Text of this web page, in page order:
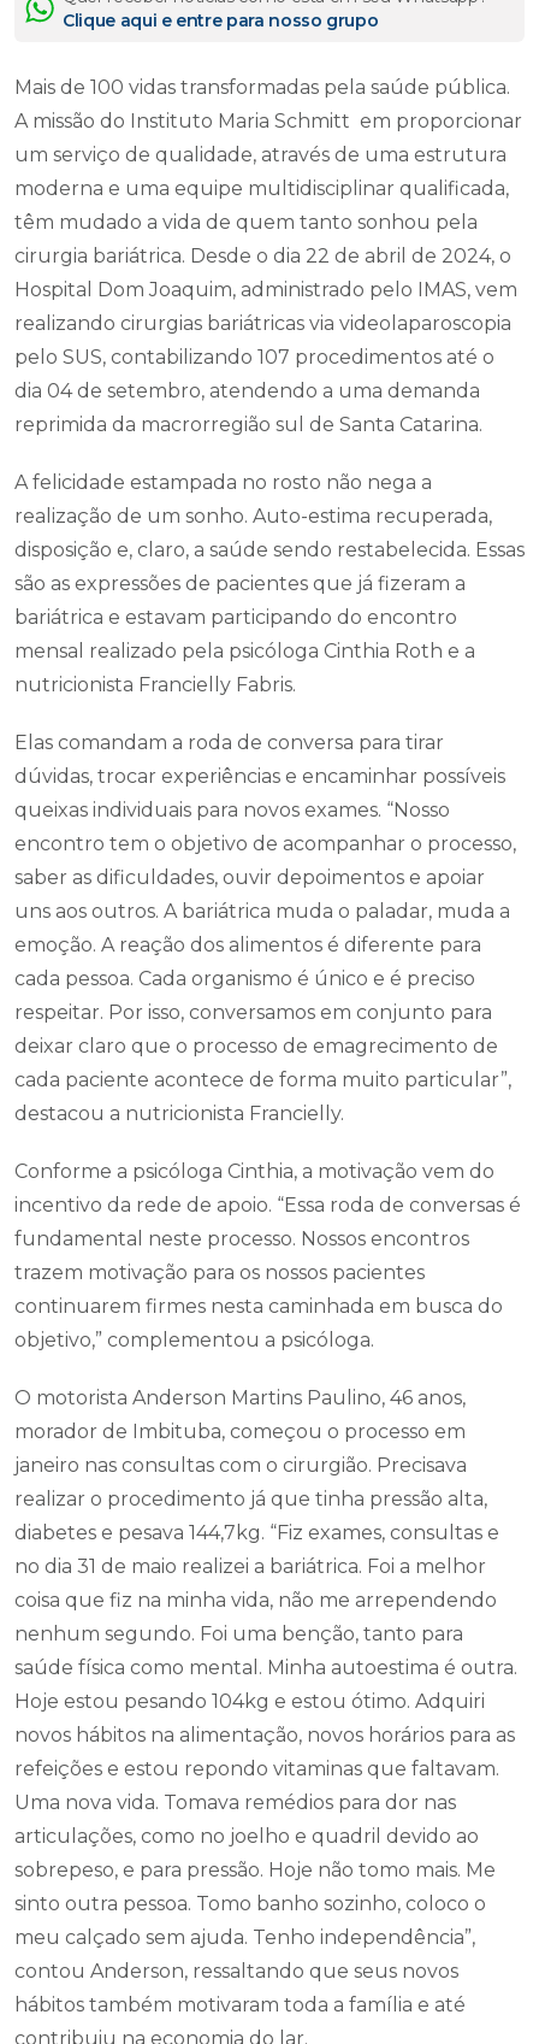
Clique aqui e entre para nosso grupo
Mais de 100 vidas transformadas pela saúde pública.
A missão do Instituto Maria Schmitt em proporcionar
um serviço de qualidade, através de uma estrutura
moderna e uma equipe multidisciplinar qualificada,
têm mudado a vida de quem tanto sonhou pela
cirurgia bariátrica. Desde o dia 22 de abril de 2024, o
Hospital Dom Joaquim, administrado pelo IMAS, vem
realizando cirurgias bariátricas via videolaparoscopia
pelo SUS, contabilizando 107 procedimentos até o
dia 04 de setembro, atendendo a uma demanda
reprimida da macrorregião sul de Santa Catarina.
A felicidade estampada no rosto não nega a
realização de um sonho. Auto-estima recuperada,
disposição e, claro, a saúde sendo restabelecida. Essas
são as expressões de pacientes que já fizeram a
bariátrica e estavam participando do encontro
mensal realizado pela psicóloga Cinthia Roth e a
nutricionista Francielly Fabris.
Elas comandam a roda de conversa para tirar
dúvidas, trocar experiências e encaminhar possíveis
queixas individuais para novos exames. “Nosso
encontro tem o objetivo de acompanhar o processo,
saber as dificuldades, ouvir depoimentos e apoiar
uns aos outros. A bariátrica muda o paladar, muda a
emoção. A reação dos alimentos é diferente para
cada pessoa. Cada organismo é único e é preciso
respeitar. Por isso, conversamos em conjunto para
deixar claro que o processo de emagrecimento de
cada paciente acontece de forma muito particular”,
destacou a nutricionista Francielly.
Conforme a psicóloga Cinthia, a motivação vem do
incentivo da rede de apoio. “Essa roda de conversas é
fundamental neste processo. Nossos encontros
trazem motivação para os nossos pacientes
continuarem firmes nesta caminhada em busca do
objetivo,” complementou a psicóloga.
O motorista Anderson Martins Paulino, 46 anos,
morador de Imbituba, começou o processo em
janeiro nas consultas com o cirurgião. Precisava
realizar o procedimento já que tinha pressão alta,
diabetes e pesava 144,7kg. “Fiz exames, consultas e
no dia 31 de maio realizei a bariátrica. Foi a melhor
coisa que fiz na minha vida, não me arrependendo
nenhum segundo. Foi uma benção, tanto para
saúde física como mental. Minha autoestima é outra.
Hoje estou pesando 104kg e estou ótimo. Adquiri
novos hábitos na alimentação, novos horários para as
refeições e estou repondo vitaminas que faltavam.
Uma nova vida. Tomava remédios para dor nas
articulações, como no joelho e quadril devido ao
sobrepeso, e para pressão. Hoje não tomo mais. Me
sinto outra pessoa. Tomo banho sozinho, coloco o
meu calçado sem ajuda. Tenho independência”,
contou Anderson, ressaltando que seus novos
hábitos também motivaram toda a família e até
contribuiu na economia do lar.